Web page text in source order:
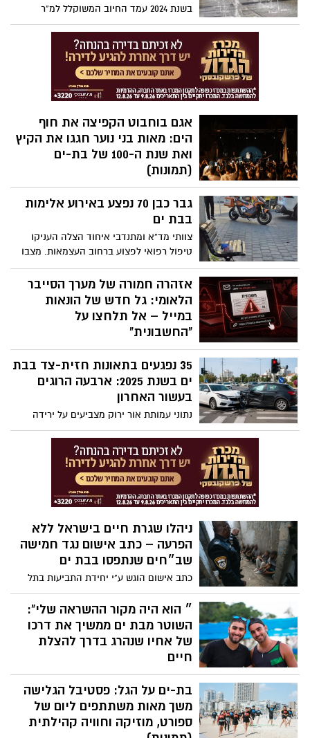
בשנת 2024 עמד החיוב המשוקלל למ"ר
למגורים בבת ים על 67 שקל – מהגבוהים מבין
עשר הערים שנבחנו. רק ירושלים, פתח תקווה,
נתניה, חולון ותל אביב גבו ארנונה גבוהה יותר
אגם בוחבוט הקפיצה את חוף
הים: מאות בני נוער חגגו את הקיץ
ואת שנת ה-100 של בת-ים
(תמונות)
מאות בני ובנות נוער הגיעו השבוע להופעה
סוחפת של אגם בוחבוט בחוף הדקלים.
האירוע, שהתקיים בהובלת אגף נוער וצעירים,
הוא חלק מסדרת אירועי הקיץ וחגיגות 100
השנים לעיר בת-ים, שמציעות לבני הנוער
גבר כבן 70 נפצע באירוע אלימות
בבת ים
צוותי מד”א ומתנדבי איחוד הצלה העניקו
טיפול רפואי לפצוע ברחוב העצמאות. מצבו
הוגדר קל והוא פונה להמשך טיפול בבית
החולים
אזהרה חמורה של מערך הסייבר
הלאומי: גל חדש של הונאות
במייל – אל תלחצו על
"החשבונית"
מערך הסייבר הלאומי מזהיר מפני קמפיין
פישינג נרחב שבו נשלחים מיילים בנושא
"חשבונית" עם קישור זדוני. לחיצה על הקישור
עלולה להוביל להתקנת תוכנת גישה מרחוק
ולגנוב מידע אישי
35 נפגעים בתאונות חזית-צד בבת
ים בשנת 2025: ארבעה הרוגים
בעשור האחרון
נתוני עמותת אור ירוק מצביעים על ירידה
במספר הנפגעים בשנים האחרונות, אך
מדגישים כי תאונות חזית-צד ממשיכות להוות
איום משמעותי בכבישי העיר. בעשור האחרון
נפגעו בבת ים 872 בני אדם בתאונות מסוג זה,
בהם ארבעה הרוגים ו-36 פצועים קשה.
בעמותה קוראים להגביר את ההשקעה
את האכיפה בצמתים המסוכנים
ניהלו שגרת חיים בישראל ללא
הפרעה – כתב אישום נגד חמישה
שב״חים שנתפסו בבת ים
כתב אישום הוגש ע"י יחידת התביעות בתל
אביב כנגד 5 שוהים בלתי חוקיים שנתפסו
באתר בנייה בבת ים כשהם משתמשים
במסמכים מזויפים; מעצרם הוארך בבית
המשפט
״ הוא היה מקור ההשראה שלי”:
השוטר מבת ים ממשיך את דרכו
של אחיו שנהרג בדרך להצלת
חיים
שלוש שנים לאחר שחובש מד”א המתנדב בן
רומנו ז”ל נהרג בתאונת אופנוע בעת שיצא
להעניק טיפול רפואי בעקבות קריאת חירום,
אחיו יוסי רומנו, שוטר במחוז תל אביב, סוגר
מעגל מרגש. הוא התנדב במד”א, הוכשר
בת-ים על הגל: פסטיבל הגלישה
משך מאות משתתפים ליום של
ספורט, מוזיקה וחוויה קהילתית